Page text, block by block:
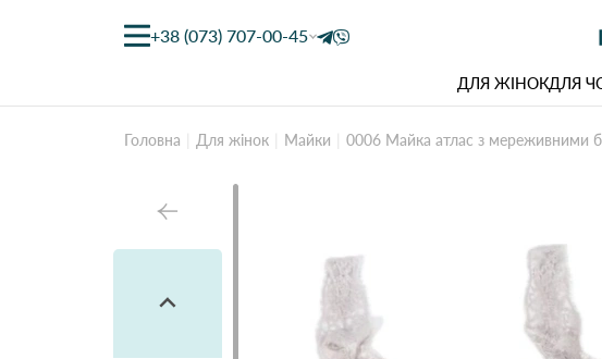
+38 (073) 707-00-45
ДЛЯ ЖІНОКДЛЯ
Головна Для жінок Майки 0006 Майка атлас з мереживними